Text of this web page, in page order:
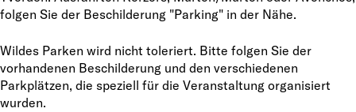
folgen Sie der Beschilderung "Parking" in der Nähe.
Wildes Parken wird nicht toleriert. Bitte folgen Sie der
vorhandenen Beschilderung und den verschiedenen
Parkplätzen, die speziell für die Veranstaltung organisiert
wurden.